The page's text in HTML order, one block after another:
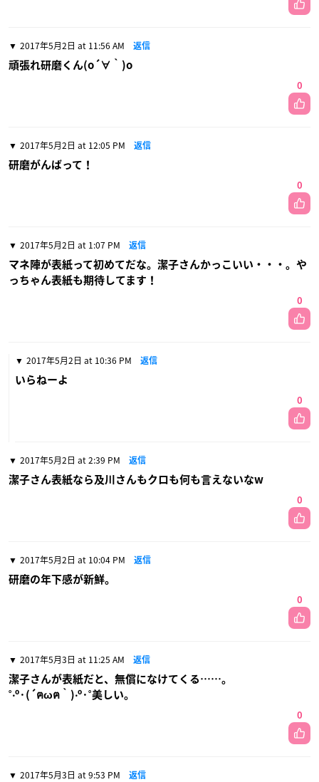
2017年5月2日 at 11:56 AM 返信
頑張れ研磨くん(o´∀｀)o
0
2017年5月2日 at 12:05 PM 返信
研磨がんばって！
0
2017年5月2日 at 1:07 PM 返信
マネ陣が表紙って初めてだな。潔子さんかっこいい・・・。や
っちゃん表紙も期待してます！
0
2017年5月2日 at 10:36 PM 返信
いらねーよ
0
2017年5月2日 at 2:39 PM 返信
潔子さん表紙なら及川さんもクロも何も言えないなw
0
2017年5月2日 at 10:04 PM 返信
研磨の年下感が新鮮。
0
2017年5月3日 at 11:25 AM 返信
潔子さんが表紙だと、無償になけてくる……。
˚‧º·(´ฅωฅ｀)‧º·˚美しい。
0
2017年5月3日 at 9:53 PM 返信